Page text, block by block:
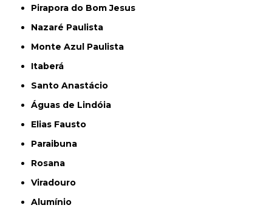
Pirapora do Bom Jesus
Nazaré Paulista
Monte Azul Paulista
Itaberá
Santo Anastácio
Águas de Lindóia
Elias Fausto
Paraibuna
Rosana
Viradouro
Alumínio